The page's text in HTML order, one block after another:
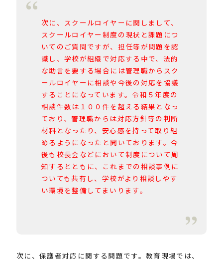
次に、スクールロイヤーに関しまして、
スクールロイヤー制度の現状と課題につ
いてのご質問ですが、担任等が問題を認
識し、学校が組織で対応する中で、法的
な助言を要する場合には管理職からスク
ールロイヤーに相談や今後の対応を協議
することになっています。令和５年度の
相談件数は１００件を超える結果となっ
ており、管理職からは対応方針等の判断
材料となったり、安心感を持って取り組
めるようになったと聞いております。今
後も校長会などにおいて制度について周
知するとともに、これまでの相談事例に
ついても共有し、学校がより相談しやす
い環境を整備してまいります。
次に、保護者対応に関する問題です。教育現場では、